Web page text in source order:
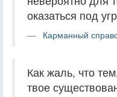
оказаться под
Карманный
Как жаль, что
твое